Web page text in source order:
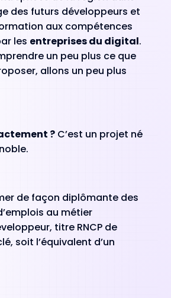
des futurs développeurs et
aux compétences
les entreprises du digital.
un peu plus ce que
allons un peu plus
? C’est un projet né
de façon diplômante des
au métier
titre RNCP de
soit l’équivalent d’un